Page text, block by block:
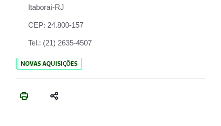
Itaboraí-RJ
CEP: 24.800-157
Tel.: (21) 2635-4507
NOVAS AQUISIÇÕES